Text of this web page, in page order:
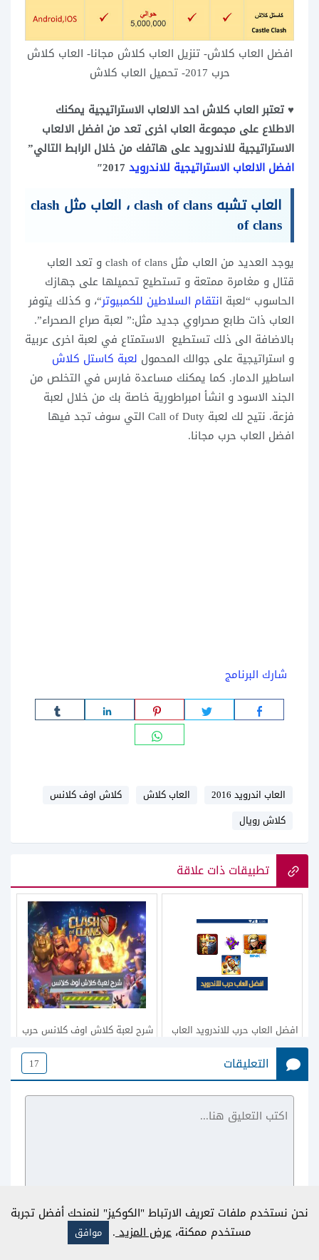
افضل العاب كلاش- تنزيل العاب كلاش مجانا- العاب كلاش
حرب 2017- تحميل العاب كلاش
♥ تعتبر العاب كلاش احد الالعاب الاستراتيجية يمكنك
الاطلاع على مجموعة العاب اخرى تعد من افضل الالعاب
الاستراتيجية للاندرويد على هاتفك من خلال الرابط التالي”
افضل الالعاب الاستراتيجية للاندرويد
العاب تشبه clash of clans ، العاب مثل clash
of clans
يوجد العديد من العاب مثل clash of clans و تعد العاب
قتال و مغامرة ممتعة و تستطيع تحميلها على جهازك
الحاسوب “لعبة انتقام السلاطين للكمبيوتر“، و كذلك يتوفر
العاب ذات طابع صحراوي جديد مثل:” لعبة صراع الصحراء”.
بالاضافة الى ذلك تستطيع الاستمتاع في لعبة اخرى عربية
و استراتيجية على جوالك المحمول لعبة كاستل كلاش
اساطير الدمار. كما يمكنك مساعدة فارس في التخلص من
الجند الاسود و انشأ امبراطورية خاصة بك من خلال لعبة
فزعة. نتيح لك لعبة Call of Duty التي سوف تجد فيها
افضل العاب حرب مجانا.
شارك البرنامج
العاب اندرويد 2016 العاب كلاش
كلاش اوف كلانس
كلاش رويال
تطبيقات ذات علاقة
افضل العاب حرب للاندرويد العاب
مغامرات الجديدة war games
شرح لعبة كلاش اوف كلانس حرب
شرح طريقة تحميل لعبة كلاش
تنزيل كلاش رويال اخر اصدار2026
التعليقات 17
نحن نستخدم ملفات تعريف الارتباط "الكوكيز" لنمنحك أفضل تجربة
مستخدم ممكنة، عرض المزيد. موافق